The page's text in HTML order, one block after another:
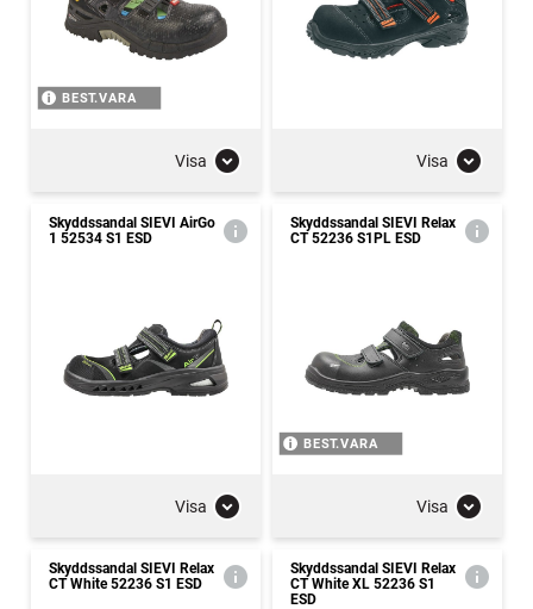
BEST.VARA
Visa Visa
Skyddssandal SIEVI AirGo
1 52534 S1 ESD
Visa
Skyddssandal SIEVI Relax
CT 52236 S1PL ESD
BEST.VARA
Visa
Skyddssandal SIEVI Relax
CT White 52236 S1 ESD
Skyddssandal SIEVI Relax
CT White XL 52236 S1
ESD